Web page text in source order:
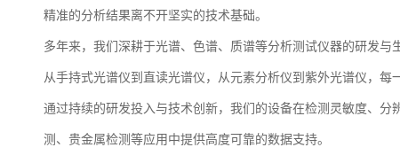
精准的分析结果离不开坚实的技术基础。
多年来，我们深耕于光谱、色谱、质谱等分析测试仪器的研发与
从手持式光谱仪到直读光谱仪，从元素分析仪到紫外光谱仪，每
通过持续的研发投入与技术创新，我们的设备在检测灵敏度、
测、贵金属检测等应用中提供高度可靠的数据支持。